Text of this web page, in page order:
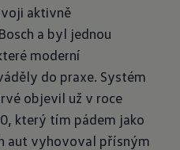
aktivně
a byl jednou
moderní
do praxe. Systém
objevil už v roce
který tím pádem jako
aut vyhovoval přísným